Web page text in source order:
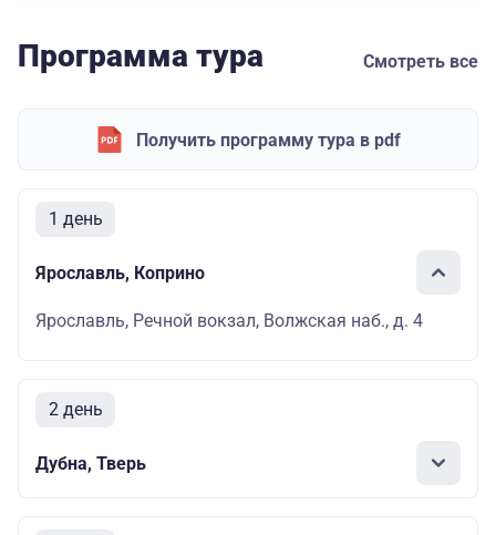
Программа тура Смотреть все
Получить программу тура в pdf
1 день
Ярославль, Коприно
Ярославль, Речной вокзал, Волжская наб., д. 4
2 день
Дубна, Тверь